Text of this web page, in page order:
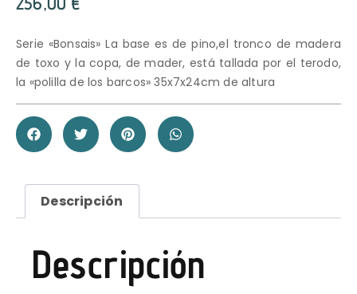
Serie «Bonsais» La base es de pino,el tronco de madera
de toxo y la copa, de mader, está tallada por el terodo,
la «polilla de los barcos» 35x7x24cm de altura
Descripción
Descripción